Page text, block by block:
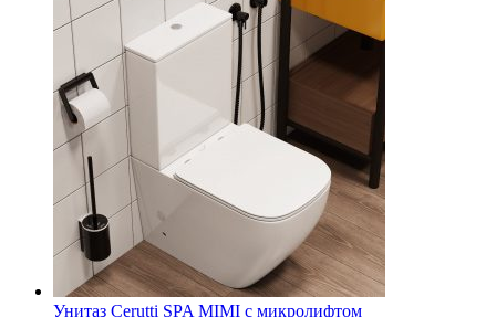
Унитаз Cerutti SPA MIMI с микролифтом